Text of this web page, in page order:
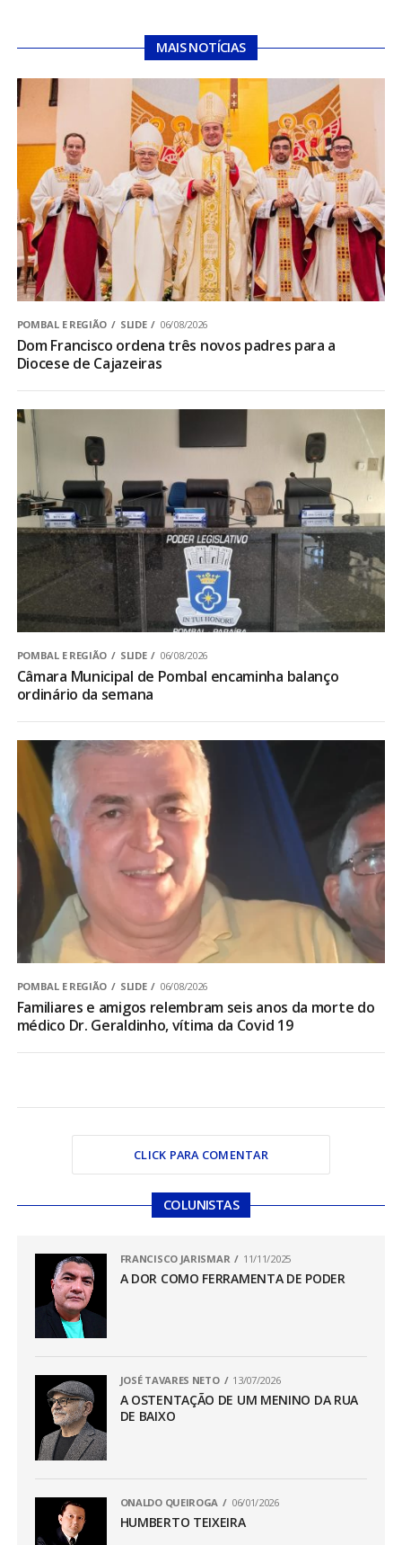
MAIS NOTÍCIAS
POMBAL E REGIÃO SLIDE 06/08/2026
Dom Francisco ordena três novos padres para a
Diocese de Cajazeiras
POMBAL E REGIÃO SLIDE 06/08/2026
Câmara Municipal de Pombal encaminha balanço
ordinário da semana
POMBAL E REGIÃO SLIDE 06/08/2026
Familiares e amigos relembram seis anos da morte do
médico Dr. Geraldinho, vítima da Covid 19
CLICK PARA COMENTAR
COLUNISTAS
FRANCISCO JARISMAR 11/11/2025
A DOR COMO FERRAMENTA DE PODER
JOSÉ TAVARES NETO 13/07/2026
A OSTENTAÇÃO DE UM MENINO DA RUA
DE BAIXO
ONALDO QUEIROGA 06/01/2026
HUMBERTO TEIXEIRA